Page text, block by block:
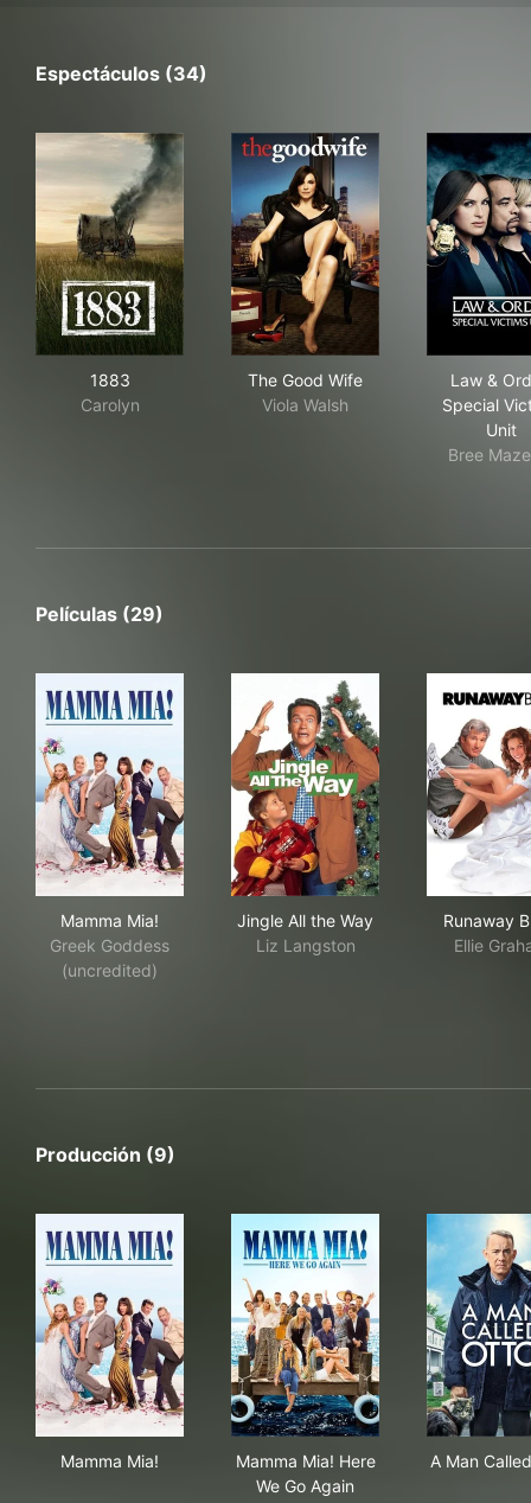
Espectáculos (34)
1883
Carolyn
The Good Wife
Viola Walsh
Law &
Special
Unit
Bree
Películas (29)
Mamma Mia!
Greek Goddess
(uncredited)
Jingle All the Way
Liz Langston
Runaway
Ellie
Producción (9)
Mamma Mia!
Mamma Mia! Here
We Go Again
A Man